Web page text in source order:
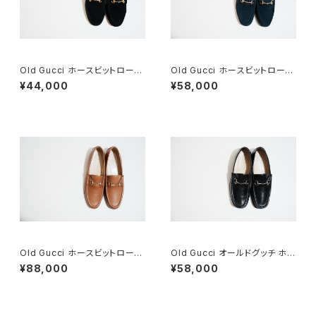
Old Gucci ホースビットローフ
ァー 6.5B スエードBK
¥44,000
Old Gucci ホースビットローフ
ァー 36C Navy Suede
¥58,000
Old Gucci ホースビットローフ
ァー 38.5C tan ほぼDeadsto
ck
¥88,000
Old Gucci オールドグッチ ホー
スビットローファー 40 E Black
¥58,000